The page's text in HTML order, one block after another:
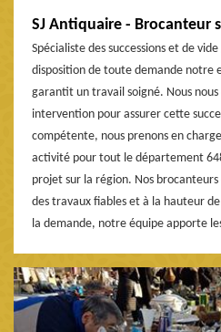
SJ Antiquaire - Brocanteur
Spécialiste des successions et de
disposition de toute demande notre
garantit un travail soigné. Nous
intervention pour assurer cette
compétente, nous prenons en
activité pour tout le département
projet sur la région. Nos
des travaux fiables et à la hauteur
la demande, notre équipe apporte